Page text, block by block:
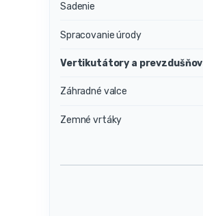
Sadenie
Spracovanie úrody
Vertikutátory a
Záhradné valce
Zemné vrtáky